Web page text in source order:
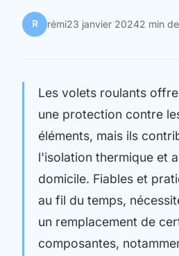
R rémi23 janvier 20242 min
Les volets roulants
une protection contre
éléments, mais ils
l'isolation thermique et
domicile. Fiables et
au fil du temps,
un remplacement de
composantes,